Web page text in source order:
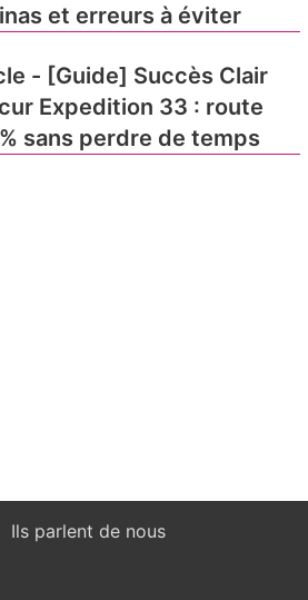
et erreurs à éviter
- [Guide] Succès Clair
Expedition 33 : route
sans perdre de temps
Ils parlent de nous